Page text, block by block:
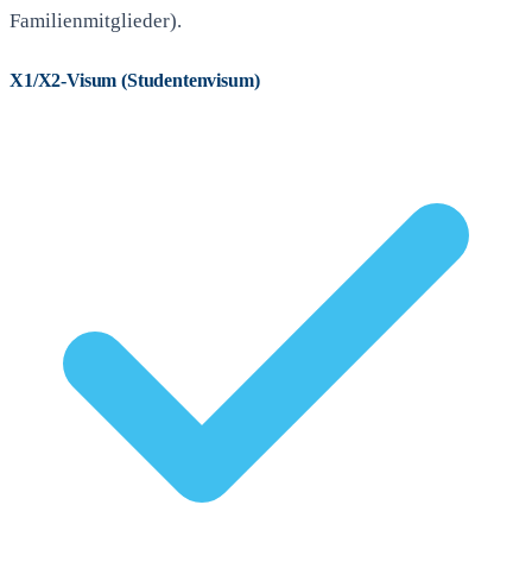
Familienmitglieder).
X1/X2-Visum (Studentenvisum)